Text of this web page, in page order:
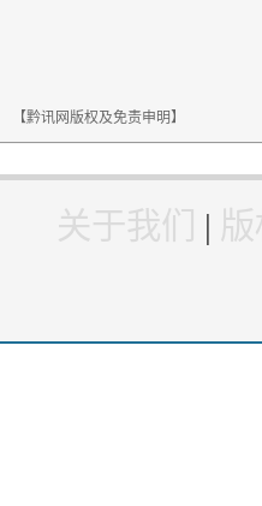
【黔讯网版权及免责申明】
关于我们 |